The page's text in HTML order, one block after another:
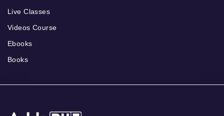
Live Classes
Videos Course
Ebooks
Books